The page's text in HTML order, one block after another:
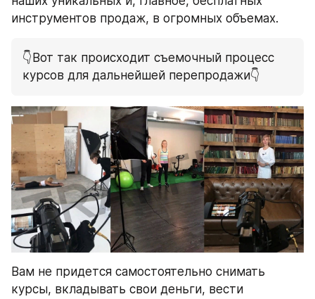
инструментов продаж, в огромных объемах.
👇Вот так происходит съемочный процесс
курсов для дальнейшей перепродажи👇
Вам не придется самостоятельно снимать
курсы, вкладывать свои деньги, вести